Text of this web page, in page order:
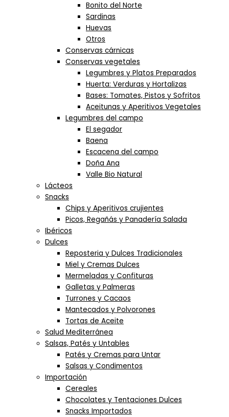
Bonito del Norte
Sardinas
Huevas
Otros
Conservas cárnicas
Conservas vegetales
Legumbres y Platos Preparados
Huerta: Verduras y Hortalizas
Bases: Tomates, Pistos y Sofritos
Aceitunas y Aperitivos Vegetales
Legumbres del campo
El segador
Baena
Escacena del campo
Doña Ana
Valle Bio Natural
Lácteos
Snacks
Chips y Aperitivos crujientes
Picos, Regañás y Panadería Salada
Ibéricos
Dulces
Reposteria y Dulces Tradicionales
Miel y Cremas Dulces
Mermeladas y Confituras
Galletas y Palmeras
Turrones y Cacaos
Mantecados y Polvorones
Tortas de Aceite
Salud Mediterránea
Salsas, Patés y Untables
Patés y Cremas para Untar
Salsas y Condimentos
Importación
Cereales
Chocolates y Tentaciones Dulces
Snacks Importados